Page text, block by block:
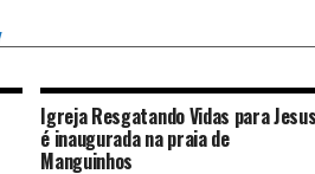
Igreja Resgatando Vidas para Jesus
é inaugurada na praia de
Manguinhos